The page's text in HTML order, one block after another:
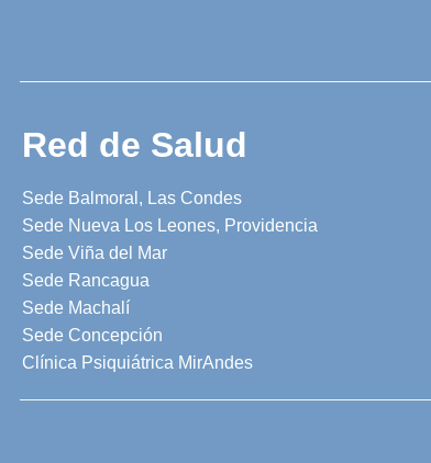
Red de Salud
Sede Balmoral, Las Condes
Sede Nueva Los Leones, Providencia
Sede Viña del Mar
Sede Rancagua
Sede Machalí
Sede Concepción
Clínica Psiquiátrica MirAndes